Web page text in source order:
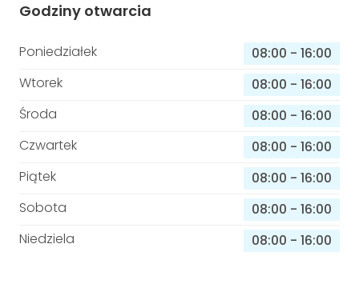
Godziny otwarcia
Poniedziałek 08:00 - 16:00
Wtorek
08:00 - 16:00
Środa
08:00 - 16:00
Czwartek
08:00 - 16:00
Piątek
08:00 - 16:00
Sobota
08:00 - 16:00
Niedziela
08:00 - 16:00